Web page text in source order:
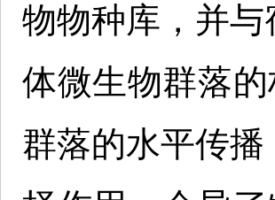
物物种库，并
体微生物群落
群落的水平传